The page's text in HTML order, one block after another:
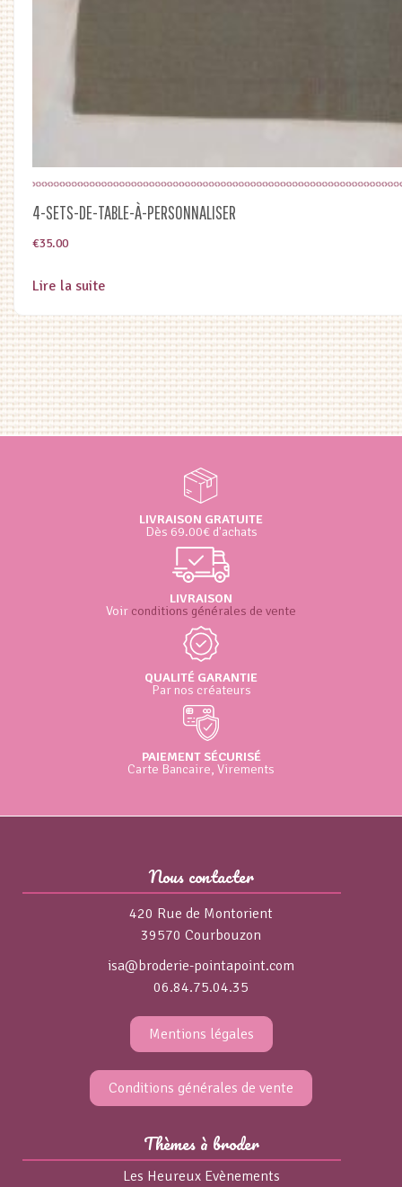
4-SETS-DE-TABLE-À-PERSONNALISER
€35.00
Lire la suite
LIVRAISON GRATUITE
Dès 69.00€ d'achats
LIVRAISON
Voir conditions générales de vente
QUALITÉ GARANTIE
Par nos créateurs
PAIEMENT SÉCURISÉ
Carte Bancaire, Virements
Nous contacter
420 Rue de Montorient
39570 Courbouzon
isa@broderie-pointapoint.com
06.84.75.04.35
Mentions légales
Conditions générales de vente
Thèmes à broder
Les Heureux Evènements